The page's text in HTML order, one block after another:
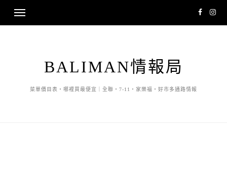
BALIMAN情報局
菜單價目表・哪裡買最便宜｜全聯・7-11・家樂福・好市多通路情報